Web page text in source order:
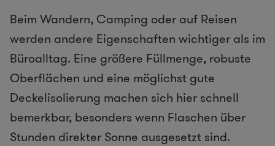
Beim Wandern, Camping oder auf Reisen
werden andere Eigenschaften wichtiger als im
Büroalltag. Eine größere Füllmenge, robuste
Oberflächen und eine möglichst gute
Deckelisolierung machen sich hier schnell
bemerkbar, besonders wenn Flaschen über
Stunden direkter Sonne ausgesetzt sind.